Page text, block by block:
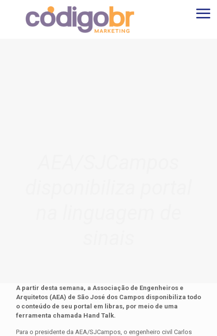
A partir desta semana, a Associação de Engenheiros e
Arquitetos (AEA) de São José dos Campos disponibiliza todo
o conteúdo de seu portal em libras, por meio de uma
ferramenta chamada Hand Talk.
Para o presidente da AEA/SJCampos, o engenheiro civil Carlos